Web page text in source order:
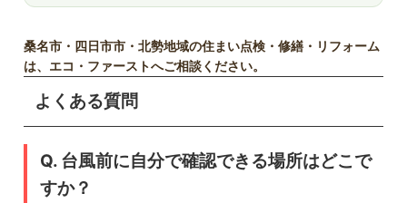
桑名市・四日市市・北勢地域の住まい点検・修繕・リフォーム
は、エコ・ファーストへご相談ください。
よくある質問
Q. 台風前に自分で確認できる場所はどこで
すか？